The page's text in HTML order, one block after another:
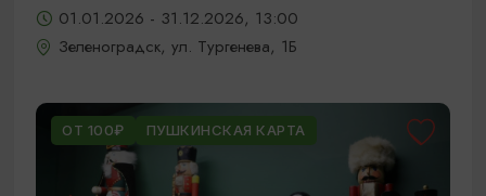
01.01.2026 - 31.12.2026, 13:00
Зеленоградск, ул. Тургенева, 1Б
ОТ 100₽ ПУШКИНСКАЯ КАРТА